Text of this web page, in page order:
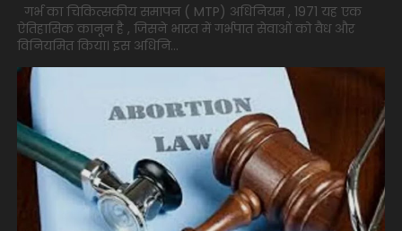
गर्भ का चिकित्सकीय समापन ( MTP) अधिनियम , 1971 यह एक
ऐतिहासिक कानून है , जिसने भारत में गर्भपात सेवाओं को वैध और
विनियमित किया। इस अधिनि...